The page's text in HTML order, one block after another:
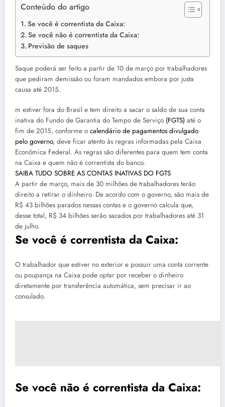
Conteúdo do artigo
Se você é correntista da Caixa:
Se você não é correntista da Caixa:
Previsão de saques
Saque poderá ser feito a partir de 10 de março por trabalhadores
que pediram demissão ou foram mandados embora por justa
causa até 2015.
m estiver fora do Brasil e tem direito a sacar o saldo de sua conta
inativa do Fundo de Garantia do Tempo de Serviço (FGTS) até o
fim de 2015, conforme o calendário de pagamentos divulgado
pelo governo, deve ficar atento às regras informadas pela Caixa
Econômica Federal. As regras são diferentes para quem tem conta
na Caixa e quem não é correntista do banco.
SAIBA TUDO SOBRE AS CONTAS INATIVAS DO FGTS
A partir de março, mais de 30 milhões de trabalhadores terão
direito a retirar o dinheiro. De acordo com o governo, são mais de
R$ 43 bilhões parados nessas contas e o governo calcula que,
desse total, R$ 34 bilhões serão sacados por trabalhadores até 31
de julho.
Se você é correntista da Caixa:
O trabalhador que estiver no exterior e possuir uma conta corrente
ou poupança na Caixa pode optar por receber o dinheiro
diretamente por transferência automática, sem precisar ir ao
consulado.
Se você não é correntista da Caixa: